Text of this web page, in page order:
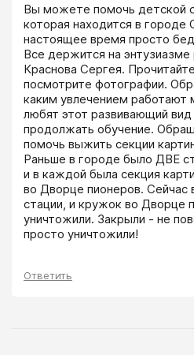
Вы можете помочь детской
которая находится в городе
настоящее время просто
Все держится на энтузиазме
Краснова Сергея.
посмотрите фотографии.
каким увлечением работают
любят этот развивающий вид
продолжать обучение.
помочь выжить секции
Раньше в городе было ДВЕ
и в каждой была секция
во Дворце пионеров. Сейчас
стации, и кружок во Дворце
уничтожили. Закрыли - не
просто уничтожили!
Ответить